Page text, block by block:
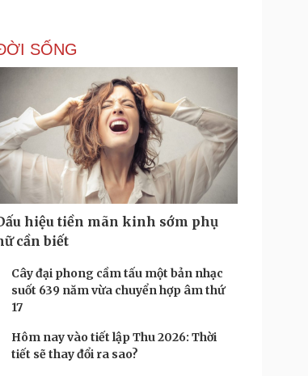
Giá cà phê
nghiệp
24h
Công nghệ
Sành điệu
Tin Công nghệ
Trải nghiệm
Chuyển đổi số
Podcast
Đọc truyện đêm khuya
Cửa sổ tình yêu
SỐNG
hiệu tiền mãn kinh sớm phụ
cần biết
Cây đại phong cầm tấu một bản nhạc
suốt 639 năm vừa chuyển hợp âm thứ
17
Hôm nay vào tiết lập Thu 2026: Thời
tiết sẽ thay đổi ra sao?